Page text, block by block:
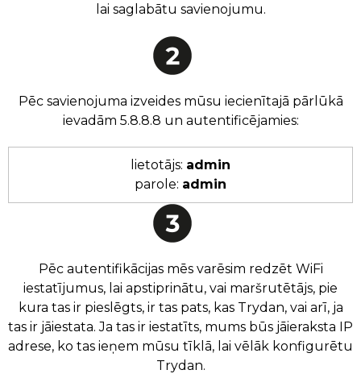
lai saglabātu savienojumu.
Pēc savienojuma izveides mūsu iecienītajā pārlūkā
ievadām 5.8.8.8 un autentificējamies:
lietotājs: admin
parole: admin
Pēc autentifikācijas mēs varēsim redzēt WiFi
iestatījumus, lai apstiprinātu, vai maršrutētājs, pie
kura tas ir pieslēgts, ir tas pats, kas Trydan, vai arī, ja
tas ir jāiestata. Ja tas ir iestatīts, mums būs jāieraksta IP
adrese, ko tas ieņem mūsu tīklā, lai vēlāk konfigurētu
Trydan.